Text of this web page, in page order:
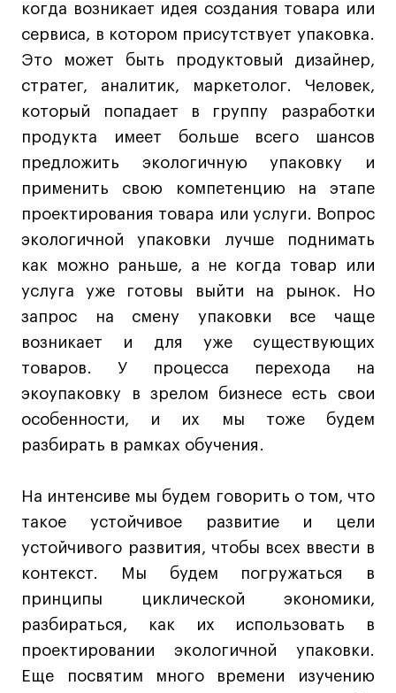
когда возникает идея создания товара или
сервиса, в котором присутствует упаковка.
Это может быть продуктовый дизайнер,
стратег, аналитик, маркетолог. Человек,
который попадает в группу разработки
продукта имеет больше всего шансов
предложить экологичную упаковку и
применить свою компетенцию на этапе
проектирования товара или услуги. Вопрос
экологичной упаковки лучше поднимать
как можно раньше, а не когда товар или
услуга уже готовы выйти на рынок. Но
запрос на смену упаковки все чаще
возникает и для уже существующих
товаров. У процесса перехода на
экоупаковку в зрелом бизнесе есть свои
особенности, и их мы тоже будем
разбирать в рамках обучения.
На интенсиве мы будем говорить о том, что
такое устойчивое развитие и цели
устойчивого развития, чтобы всех ввести в
контекст. Мы будем погружаться в
принципы циклической экономики,
разбираться, как их использовать в
проектировании экологичной упаковки.
Еще посвятим много времени изучению